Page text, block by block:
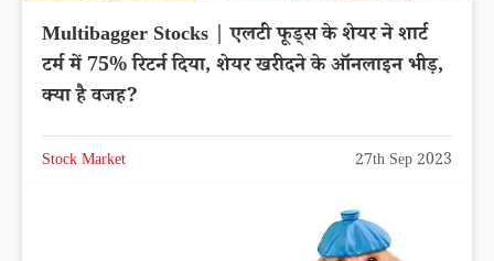
Multibagger Stocks | एलटी फूड्स के शेयर ने शार्ट
टर्म में 75% रिटर्न दिया, शेयर खरीदने के ऑनलाइन भीड़,
क्या है वजह?
Stock Market 27th Sep 2023